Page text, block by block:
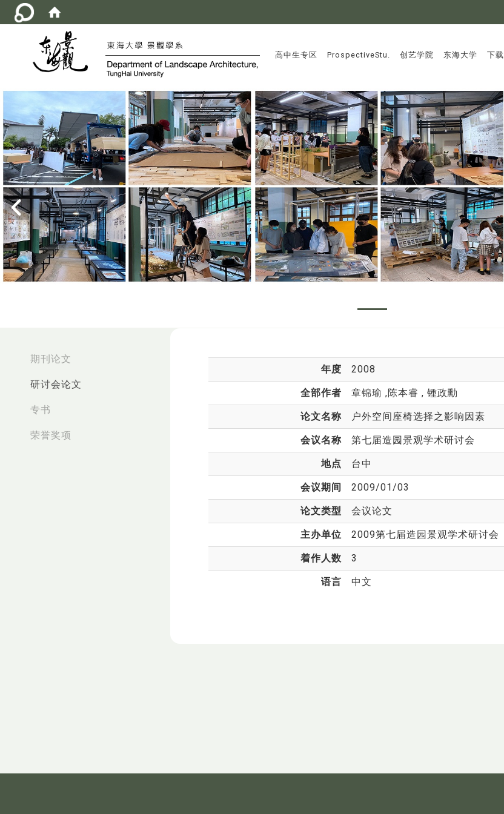
:::
高中生专区 ProspectiveStu. 创艺学院 东海大学 下载
期刊论文
研讨会论文
专书
荣誉奖项
年度 2008
全部作者 章锦瑜 ,陈本睿 , 锺政勳
论文名称 户外空间座椅选择之影响因素
会议名称 第七届造园景观学术研讨会
地点 台中
会议期间 2009/01/03
论文类型 会议论文
主办单位 2009第七届造园景观学术研讨会
着作人数 3
语言 中文